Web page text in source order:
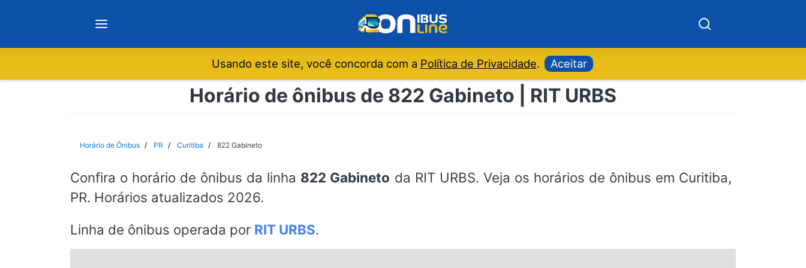
Notícias
São Paulo
Rio de Janeiro
Usando este site, você concorda com a Política de Privacidade. Aceitar
Horário de ônibus de 822 Gabineto | RIT URBS
Horário de Ônibus PR Curitiba 822 Gabineto
Confira o horário de ônibus da linha 822 Gabineto da RIT URBS. Veja os horários de ônibus em Curitiba,
PR. Horários atualizados 2026.
Linha de ônibus operada por RIT URBS.